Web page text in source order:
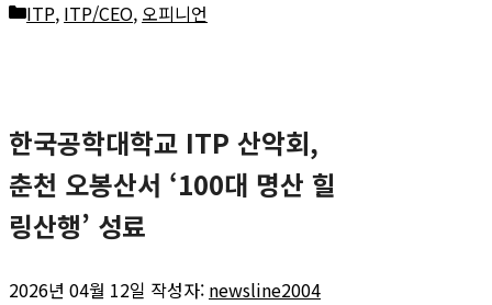
카
리
ITP, ITP/CEO, 오피니언
한국공학대학교 ITP 산악회,
춘천 오봉산서 ‘100대 명산 힐
링산행’ 성료
2026년 04월 12일 작성자: newsline2004